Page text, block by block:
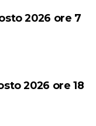
2026 ore 7
2026 ore 18